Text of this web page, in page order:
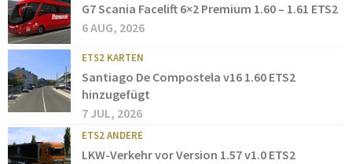
G7 Scania Facelift 6×2 Premium 1.60 – 1.61 ETS2
6 AUG, 2026
ETS2 KARTEN
Santiago De Compostela v16 1.60 ETS2
hinzugefügt
7 JUL, 2026
ETS2 ANDERE
LKW-Verkehr vor Version 1.57 v1.0 ETS2